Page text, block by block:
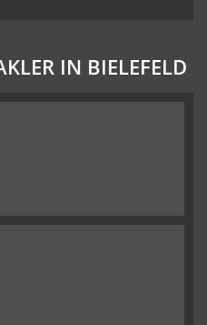
IN BIELEFELD